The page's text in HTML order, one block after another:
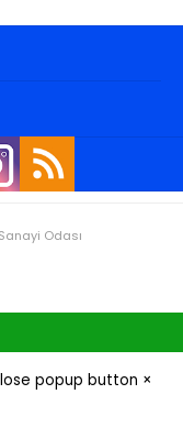
Odası
×